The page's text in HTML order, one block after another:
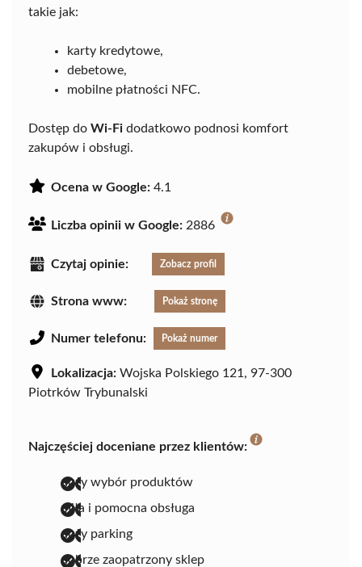
takie jak:
karty kredytowe,
debetowe,
mobilne płatności NFC.
Dostęp do Wi-Fi dodatkowo podnosi komfort
zakupów i obsługi.
Ocena w Google: 4.1
Liczba opinii w Google: 2886
Czytaj opinie: Zobacz profil
Strona www: Pokaż stronę
Numer telefonu: Pokaż numer
Lokalizacja: Wojska Polskiego 121, 97-300
Piotrków Trybunalski
Najczęściej doceniane przez klientów:
duży wybór produktów
miła i pomocna obsługa
duży parking
dobrze zaopatrzony sklep